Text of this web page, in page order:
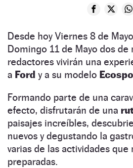
Desde hoy Viernes 8 de
Domingo 11 de Mayo dos de
redactores vivirán una
a Ford y a su modelo
Formando parte de una
efecto, disfrutarán de una
paisajes increíbles,
nuevos y degustando la
varias de las actividades que
preparadas.